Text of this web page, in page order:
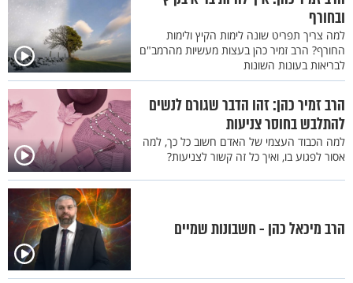
ובחורף
למה צריך תפריט שונה לימות הקיץ ולימות
החורף? הרב זמיר כהן בעצות מעשיות מהרמב"ם
לבריאות בעונות השונות
הרב זמיר כהן: זהו הדבר שגורם לנשים
להתלבש בחוסר צניעות
למה הכבוד העצמי של האדם חשוב כל כך, למה
אסור לפגוע בו, ואיך כל זה קשור לצניעות?
הרב מיכאל כהן - חשבונות שמיים